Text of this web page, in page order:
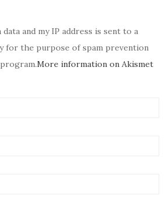
and my IP address is sent to a
for the purpose of spam prevention
program.More information on Akismet